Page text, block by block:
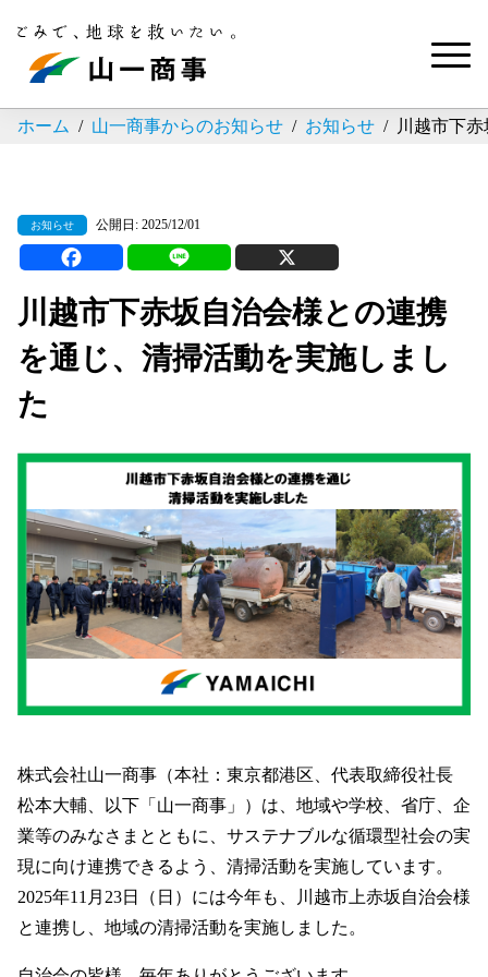
WEBフォーム アスベスト
ホーム 山一商事からのお知らせ お知らせ 川越市下
お知らせ 公開日: 2025/12/01
川越市下赤坂自治会様との連携
を通じ、清掃活動を実施しまし
た
株式会社山一商事（本社：東京都港区、代表取締役社長
松本大輔、以下「山一商事」）は、地域や学校、省庁、企
業等のみなさまとともに、サステナブルな循環型社会の実
現に向け連携できるよう、清掃活動を実施しています。
2025年11月23日（日）には今年も、川越市上赤坂自治会様
と連携し、地域の清掃活動を実施しました。